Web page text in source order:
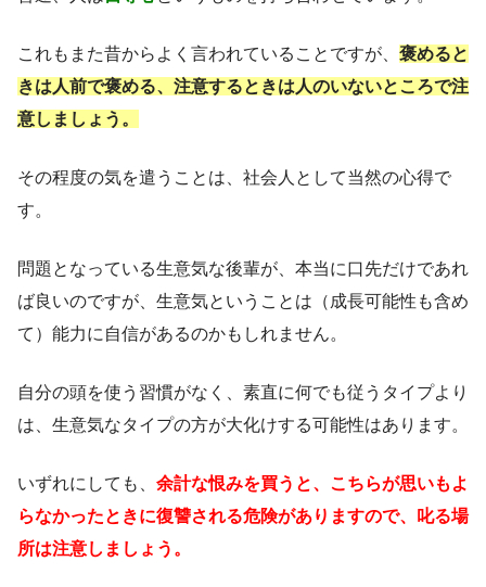
これもまた昔からよく言われていることですが、 褒めると
きは人前で褒める、注意するときは人のいないところで注
意しましょう。
その程度の気を遣うことは、社会人として当然の心得で
す。
問題となっている生意気な後輩が、本当に口先だけであれ
ば良いのですが、生意気ということは（成長可能性も含め
て）能力に自信があるのかもしれません。
自分の頭を使う習慣がなく、素直に何でも従うタイプより
は、生意気なタイプの方が大化けする可能性はあります。
いずれにしても、 余計な恨みを買うと、こちらが思いもよ
らなかったときに復讐される危険がありますので、叱る場
所は注意しましょう。